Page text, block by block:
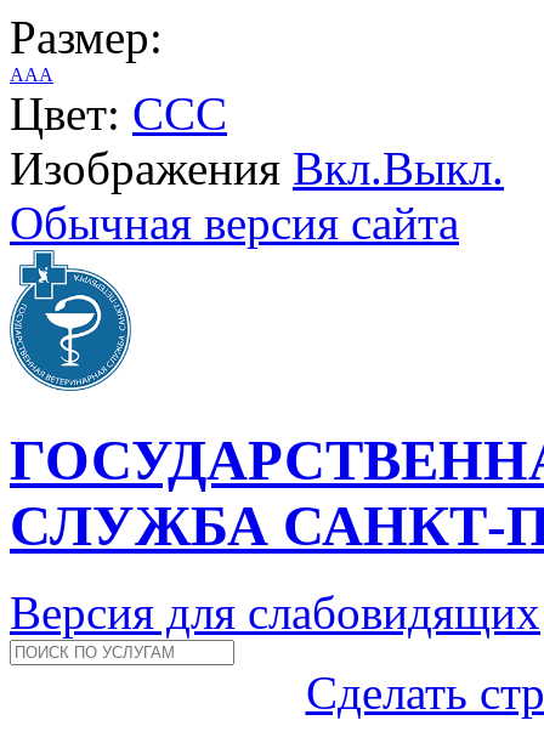
Размер:
AAA
Цвет: CCC
Изображения Вкл.Выкл.
Обычная версия сайта
СЛУЖБА САНКТ-
Версия для слабовидящих
Сделать